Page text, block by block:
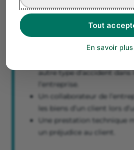
Tout
En savoir plus
Exemple
La responsabilité d’un
autre entreprise peut être
situations telles que les
autre type d’accident dans
l’entreprise.
Un collaborateur de
les biens d’un client lors
Une prestation technique
un préjudice au client.